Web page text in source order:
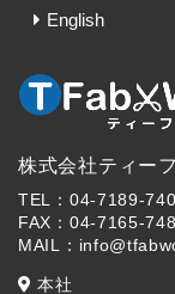
English
株式会社ティー
TEL：04-7189-
FAX：04-7165-
MAIL：
本社